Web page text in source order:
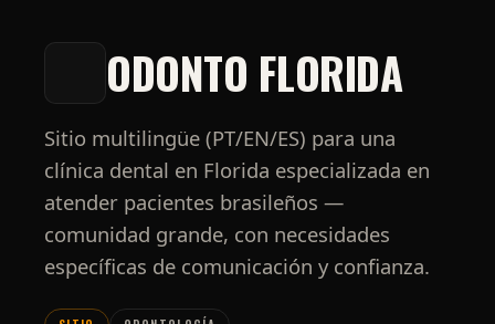
ODONTO FLORIDA
Sitio multilingüe (PT/EN/ES) para una
clínica dental en Florida especializada en
atender pacientes brasileños —
comunidad grande, con necesidades
específicas de comunicación y confianza.